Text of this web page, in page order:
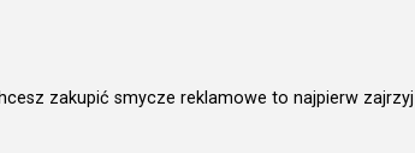
zakupić smycze reklamowe to najpierw